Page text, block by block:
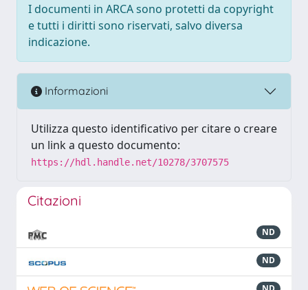
I documenti in ARCA sono protetti da copyright
e tutti i diritti sono riservati, salvo diversa
indicazione.
Informazioni
Utilizza questo identificativo per citare o creare
un link a questo documento:
https://hdl.handle.net/10278/3707575
Citazioni
ND
ND